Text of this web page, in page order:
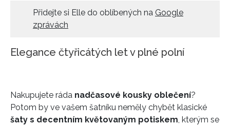
Přidejte si Elle do oblíbených na Google
zprávách
Elegance čtyřicátých let v plné polní
Nakupujete ráda nadčasové kousky oblečení?
Potom by ve vašem šatníku neměly chybět klasické
šaty s decentním květovaným potiskem , kterým se